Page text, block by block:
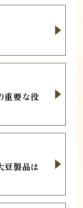
重要な役
豆製品は